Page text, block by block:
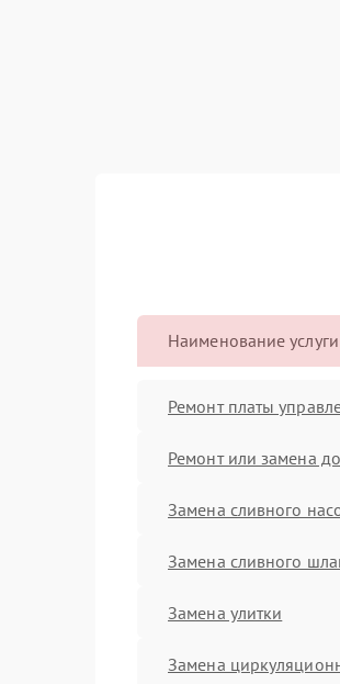
Наименование услуги
Ремонт платы
Ремонт или замена
Замена сливного
Замена сливного
Замена улитки
Замена